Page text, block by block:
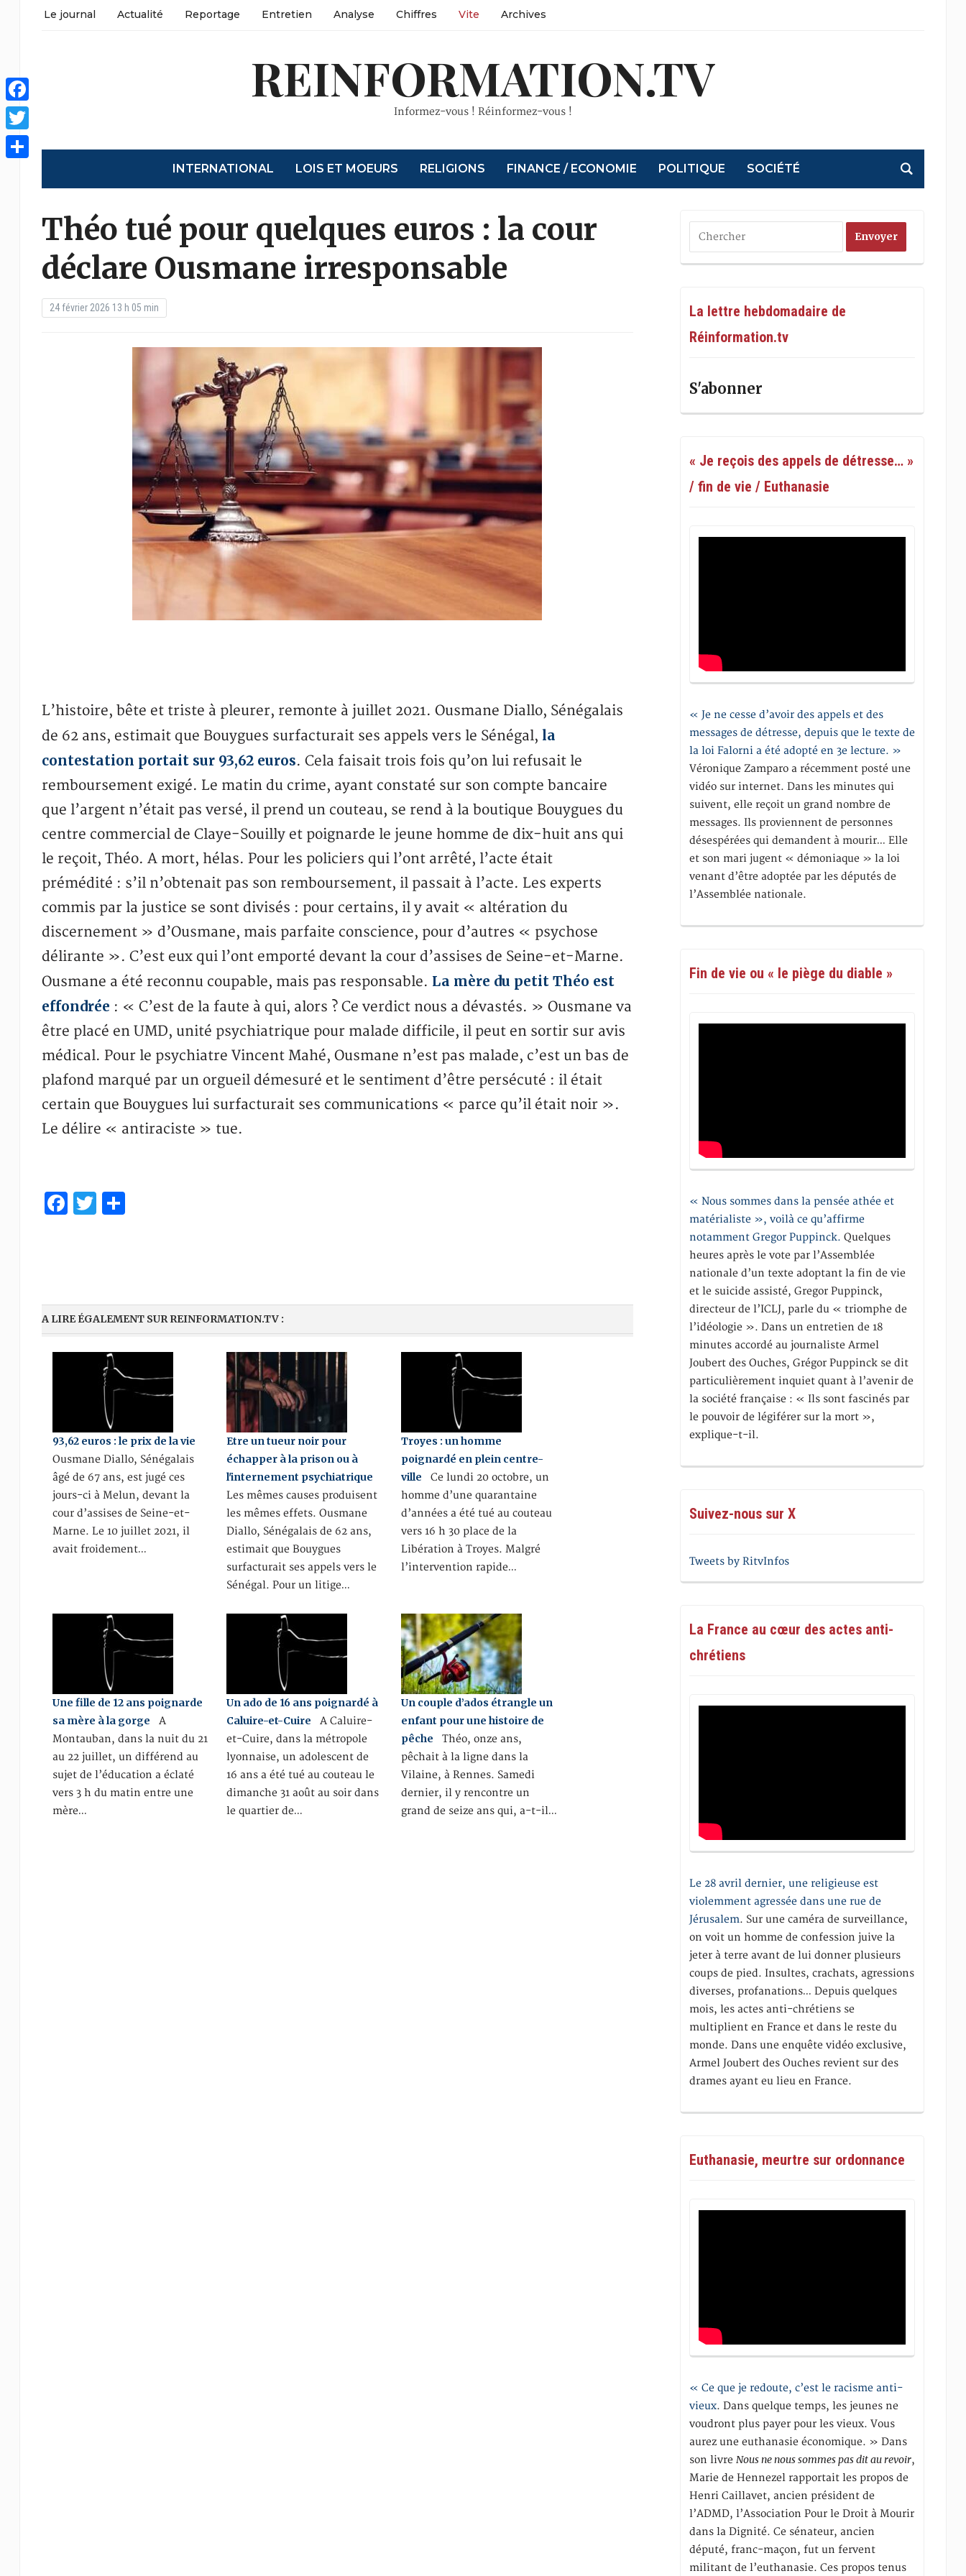
Le journal Actualité Reportage Entretien Analyse Chiffres Vite Archives
REINFORMATION.TV
Informez-vous ! Réinformez-vous !
INTERNATIONAL LOIS ET MOEURS RELIGIONS FINANCE / ECONOMIE POLITIQUE SOCIÉTÉ
Théo tué pour quelques euros : la cour
déclare Ousmane irresponsable
24 février 2026 13 h 05 min
L’histoire, bête et triste à pleurer, remonte à juillet 2021. Ousmane Diallo, Sénégalais
de 62 ans, estimait que Bouygues surfacturait ses appels vers le Sénégal, la
contestation portait sur 93,62 euros. Cela faisait trois fois qu’on lui refusait le
remboursement exigé. Le matin du crime, ayant constaté sur son compte bancaire
que l’argent n’était pas versé, il prend un couteau, se rend à la boutique Bouygues du
centre commercial de Claye-Souilly et poignarde le jeune homme de dix-huit ans qui
le reçoit, Théo. A mort, hélas. Pour les policiers qui l’ont arrêté, l’acte était
prémédité : s’il n’obtenait pas son remboursement, il passait à l’acte. Les experts
commis par la justice se sont divisés : pour certains, il y avait « altération du
discernement » d’Ousmane, mais parfaite conscience, pour d’autres « psychose
délirante ». C’est eux qui l’ont emporté devant la cour d’assises de Seine-et-Marne.
Ousmane a été reconnu coupable, mais pas responsable. La mère du petit Théo est
effondrée : « C’est de la faute à qui, alors ? Ce verdict nous a dévastés. » Ousmane va
être placé en UMD, unité psychiatrique pour malade difficile, il peut en sortir sur avis
médical. Pour le psychiatre Vincent Mahé, Ousmane n’est pas malade, c’est un bas de
plafond marqué par un orgueil démesuré et le sentiment d’être persécuté : il était
certain que Bouygues lui surfacturait ses communications « parce qu’il était noir ».
Le délire « antiraciste » tue.
Facebook
Twitter
Partager
A LIRE ÉGALEMENT SUR REINFORMATION.TV :
93,62 euros : le prix de la vie
Ousmane Diallo, Sénégalais
âgé de 67 ans, est jugé ces
jours-ci à Melun, devant la
cour d’assises de Seine-et-
Marne. Le 10 juillet 2021, il
avait froidement…
Etre un tueur noir pour
échapper à la prison ou à
l'internement psychiatrique
Les mêmes causes produisent
les mêmes effets. Ousmane
Diallo, Sénégalais de 62 ans,
estimait que Bouygues
surfacturait ses appels vers le
Sénégal. Pour un litige…
Troyes : un homme
poignardé en plein centre-
ville Ce lundi 20 octobre, un
homme d’une quarantaine
d’années a été tué au couteau
vers 16 h 30 place de la
Libération à Troyes. Malgré
l’intervention rapide…
Une fille de 12 ans poignarde
sa mère à la gorge A
Montauban, dans la nuit du 21
au 22 juillet, un différend au
sujet de l’éducation a éclaté
vers 3 h du matin entre une
mère…
Un ado de 16 ans poignardé à
Caluire-et-Cuire A Caluire-
et-Cuire, dans la métropole
lyonnaise, un adolescent de
16 ans a été tué au couteau le
dimanche 31 août au soir dans
le quartier de…
Un couple d’ados étrangle un
enfant pour une histoire de
pêche Théo, onze ans,
pêchait à la ligne dans la
Vilaine, à Rennes. Samedi
dernier, il y rencontre un
grand de seize ans qui, a-t-il…
La lettre hebdomadaire de
Réinformation.tv
S'abonner
« Je reçois des appels de détresse… »
/ fin de vie / Euthanasie
« Je ne cesse d’avoir des appels et des
messages de détresse, depuis que le texte de
la loi Falorni a été adopté en 3e lecture. »
Véronique Zamparo a récemment posté une
vidéo sur internet. Dans les minutes qui
suivent, elle reçoit un grand nombre de
messages. Ils proviennent de personnes
désespérées qui demandent à mourir… Elle
et son mari jugent « démoniaque » la loi
venant d’être adoptée par les députés de
l’Assemblée nationale.
Fin de vie ou « le piège du diable »
« Nous sommes dans la pensée athée et
matérialiste », voilà ce qu’affirme
notamment Gregor Puppinck. Quelques
heures après le vote par l’Assemblée
nationale d’un texte adoptant la fin de vie
et le suicide assisté, Gregor Puppinck,
directeur de l’ICLJ, parle du « triomphe de
l’idéologie ». Dans un entretien de 18
minutes accordé au journaliste Armel
Joubert des Ouches, Grégor Puppinck se dit
particulièrement inquiet quant à l’avenir de
la société française : « Ils sont fascinés par
le pouvoir de légiférer sur la mort »,
explique-t-il.
Suivez-nous sur X
Tweets by RitvInfos
La France au cœur des actes anti-
chrétiens
Le 28 avril dernier, une religieuse est
violemment agressée dans une rue de
Jérusalem. Sur une caméra de surveillance,
on voit un homme de confession juive la
jeter à terre avant de lui donner plusieurs
coups de pied. Insultes, crachats, agressions
diverses, profanations… Depuis quelques
mois, les actes anti-chrétiens se
multiplient en France et dans le reste du
monde. Dans une enquête vidéo exclusive,
Armel Joubert des Ouches revient sur des
drames ayant eu lieu en France.
Euthanasie, meurtre sur ordonnance
« Ce que je redoute, c’est le racisme anti-
vieux. Dans quelque temps, les jeunes ne
voudront plus payer pour les vieux. Vous
aurez une euthanasie économique. » Dans
son livreNous ne nous sommes pas dit au revoir,
Marie de Hennezel rapportait les propos de
Henri Caillavet, ancien président de
l’ADMD, l’Association Pour le Droit à Mourir
dans la Dignité. Ce sénateur, ancien
député, franc-maçon, fut un fervent
militant de l’euthanasie. Ces propos tenus
Facebook
Twitter